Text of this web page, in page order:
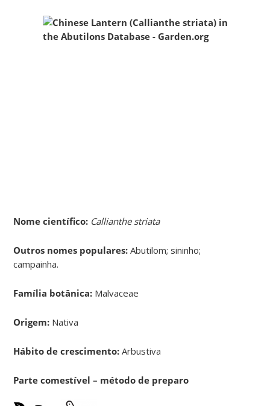
Nome científico: Callianthe striata
Outros nomes populares: Abutilom; sininho;
campainha.
Família botânica: Malvaceae
Origem: Nativa
Hábito de crescimento: Arbustiva
Parte comestível – método de preparo